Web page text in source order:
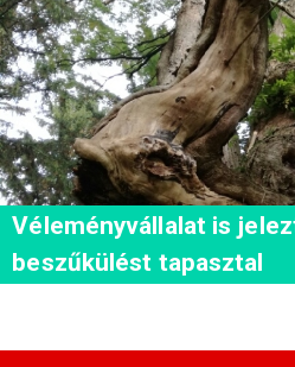
Véleményvállalat is
beszűkülést tapasztal